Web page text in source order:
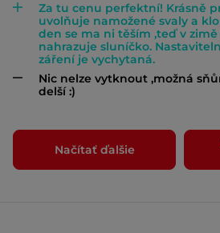
Za tu cenu perfektní! Krásně
uvolňuje namožené svaly a
den se ma ni těším ,teď v
nahrazuje sluníčko.
záření je vychytaná.
Nic nelze vytknout ,možná
delší :)
Načítať ďalšie